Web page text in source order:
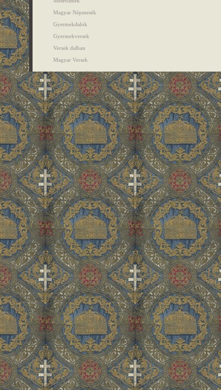
Magyar Népmesék
Gyermekdalok
Gyermekversek
Versek dalban
Magyar Versek